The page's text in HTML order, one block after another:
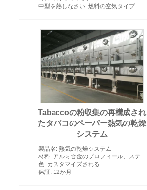
中型を熱しなさい: 燃料の空気タイプ
Tabaccoの粉収集の再構成され
たタバコのペーパー熱気の乾燥
システム
製品名 : 熱気の乾燥システム
材料: アルミ合金のプロフィール、ステンレス鋼、炭素鋼
色: カスタマイズされる
保証: 12か月